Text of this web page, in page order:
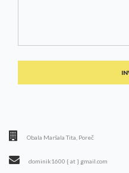
Obala Maršala Tita, Poreč
dominik1600 { at } gmail.com